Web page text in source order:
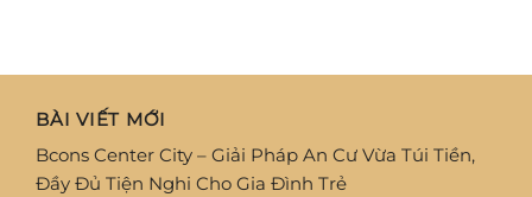
BÀI VIẾT MỚI
Bcons Center City – Giải Pháp An Cư Vừa Túi Tiền,
Đầy Đủ Tiện Nghi Cho Gia Đình Trẻ